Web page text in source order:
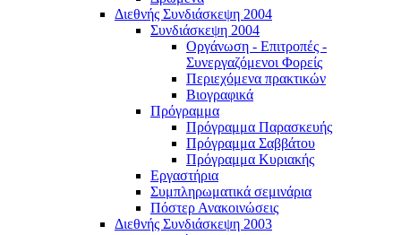
Διεθνής Συνδιάσκεψη 2004
Συνδιάσκεψη 2004
Οργάνωση - Επιτροπές -
Συνεργαζόμενοι Φορείς
Περιεχόμενα πρακτικών
Βιογραφικά
Πρόγραμμα
Πρόγραμμα Παρασκευής
Πρόγραμμα Σαββάτου
Πρόγραμμα Κυριακής
Εργαστήρια
Συμπληρωματικά σεμινάρια
Πόστερ Ανακοινώσεις
Διεθνής Συνδιάσκεψη 2003